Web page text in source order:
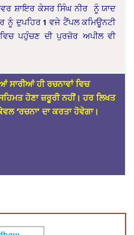
ਸ਼ਾਇਰ ਕੇਸਰ ਸਿੰਘ ਨੀਰ ਨੂੰ ਯਾਦ
ਨੂੰ ਦੁਪਹਿਰ 1 ਵਜੇ ਟੈਂਪਲ ਕਮਿਊਨਟੀ
ਪਹੁੰਚਣ ਦੀ ਪੁਰਜ਼ੋਰ ਅਪੀਲ ਵੀ
ਸਾਰੀਆਂ ਹੀ ਰਚਨਾਵਾਂ ਵਿਚ
ਸਹਿਮਤ ਹੋਣਾ ਜ਼ਰੂਰੀ ਨਹੀਂ। ਹਰ ਲਿਖਤ
‘ਰਚਨਾ’ ਦਾ ਕਰਤਾ ਹੋਵੇਗਾ।